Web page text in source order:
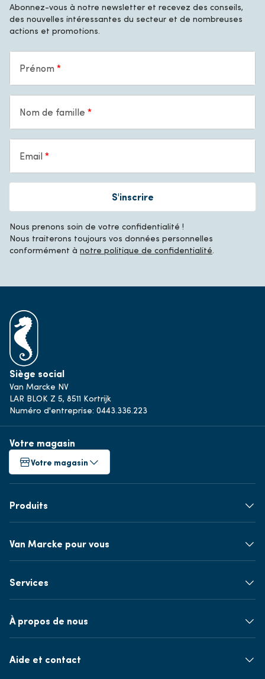
Abonnez-vous à notre newsletter et recevez des conseils,
des nouvelles intéressantes du secteur et de nombreuses
actions et promotions.
Prénom
Nom de famille
Email
S'inscrire
Nous prenons soin de votre confidentialité !
Nous traiterons toujours vos données personnelles
conformément à notre politique de confidentialité.
Siège social
Van Marcke NV
LAR BLOK Z 5, 8511 Kortrijk
Numéro d'entreprise: 0443.336.223
Votre magasin
Votre magasin
Produits
Van Marcke pour vous
Services
À propos de nous
Aide et contact